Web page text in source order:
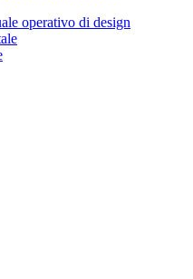
operativo di design